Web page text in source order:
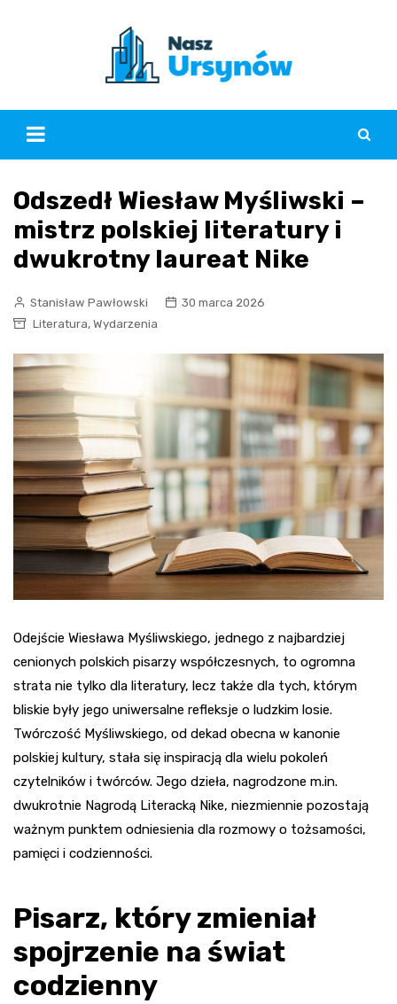
Odszedł Wiesław Myśliwski –
mistrz polskiej literatury i
dwukrotny laureat Nike
Stanisław Pawłowski
30 marca 2026
Literatura, Wydarzenia
Odejście Wiesława Myśliwskiego, jednego z najbardziej
cenionych polskich pisarzy współczesnych, to ogromna
strata nie tylko dla literatury, lecz także dla tych, którym
bliskie były jego uniwersalne refleksje o ludzkim losie.
Twórczość Myśliwskiego, od dekad obecna w kanonie
polskiej kultury, stała się inspiracją dla wielu pokoleń
czytelników i twórców. Jego dzieła, nagrodzone m.in.
dwukrotnie Nagrodą Literacką Nike, niezmiennie pozostają
ważnym punktem odniesienia dla rozmowy o tożsamości,
pamięci i codzienności.
Pisarz, który zmieniał
spojrzenie na świat
codzienny